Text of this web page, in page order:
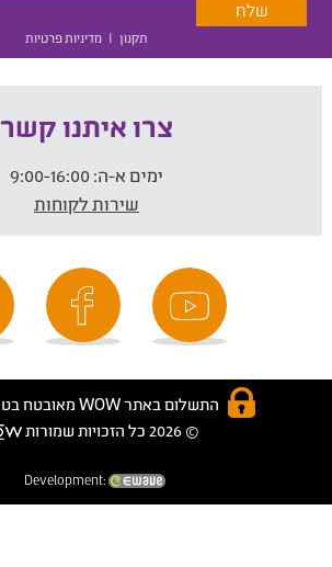
תקנון | מדיניות פרטיות
צרו איתנו קשר
ימים א-ה:
שירות לקוחות
התשלום באתר WOW מאובטח בטכנולוגית SSL
© 2026 כל הזכויות שמורות
Development: